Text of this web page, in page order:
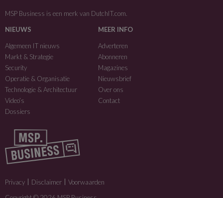
MSP Business is een merk van DutchIT.com
NIEUWS
Algemeen IT nieuws
Markt & Strategie
Security
Operatie & Organisatie
Technologie & Architectuur
Video’s
Dossiers
MEER INFO
Adverteren
Abonneren
Magazines
Nieuwsbrief
Over ons
Contact
Privacy Disclaimer
Voorwaarden